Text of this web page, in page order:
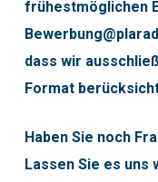
frühestmöglichen
dass wir
Format
Haben Sie noch
Lassen Sie es uns